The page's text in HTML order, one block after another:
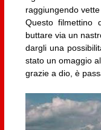
raggiungendo
Questo filmettino
buttare via un
dargli una
stato un omaggio
grazie a dio, è